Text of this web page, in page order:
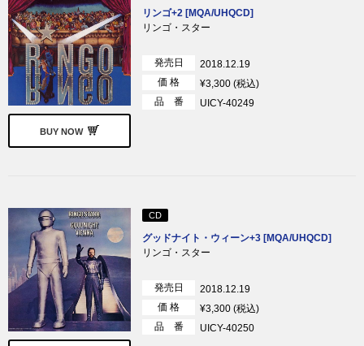
BUY NOW
リンゴ+2 [MQA/UHQCD]
リンゴ・スター
発売日
2018.12.19
価 格
¥3,300 (税込)
品 番
UICY-40249
CD
グッドナイト・ウィーン+3 [MQA/UHQCD]
リンゴ・スター
発売日
2018.12.19
価 格
¥3,300 (税込)
品 番
UICY-40250